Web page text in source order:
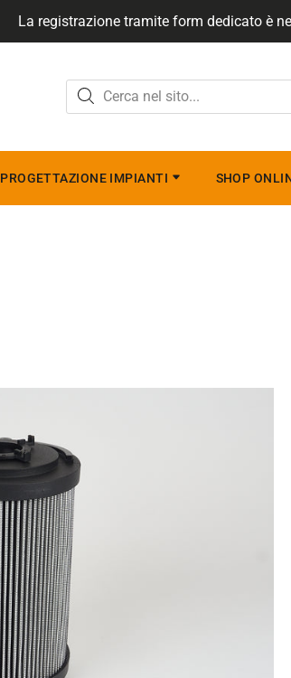
La registrazione tramite form dedicato è
PROGETTAZIONE IMPIANTI SHOP